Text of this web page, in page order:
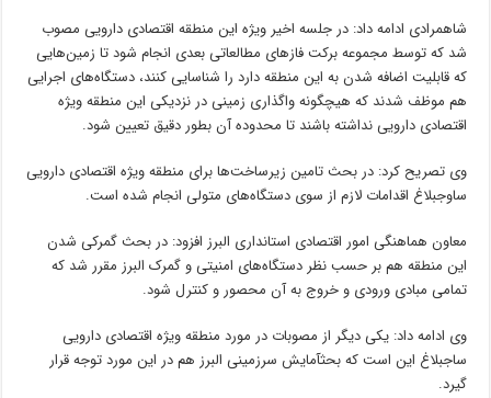
شاهمرادی ادامه داد: در جلسه اخیر ویژه این منطقه اقتصادی دارویی مصوب
شد که توسط مجموعه برکت فازهای مطالعاتی بعدی انجام شود تا زمین‌هایی
که قابلیت اضافه شدن به این منطقه دارد را شناسایی کنند، دستگاه‌های اجرایی
هم موظف شدند که هیچگونه واگذاری زمینی در نزدیکی این منطقه ویژه
اقتصادی دارویی نداشته باشند تا محدوده آن بطور دقیق تعیین شود.
وی تصریح کرد: در بحث تامین زیرساخت‌ها برای منطقه ویژه اقتصادی دارویی
ساوجبلاغ اقدامات لازم از سوی دستگاه‌های متولی انجام شده است.
معاون هماهنگی امور اقتصادی استانداری البرز افزود: در بحث گمرکی شدن
این منطقه هم بر حسب نظر دستگاه‌های امنیتی و گمرک البرز مقرر شد که
تمامی مبادی ورودی و خروج به آن محصور و کنترل شود.
وی ادامه داد: یکی دیگر از مصوبات در مورد منطقه ویژه اقتصادی دارویی
ساجبلاغ این است که بحثآمایش سرزمینی البرز هم در این مورد توجه قرار
گیرد.